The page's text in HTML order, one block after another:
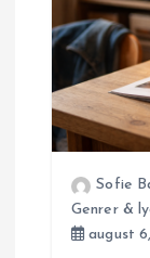
g
a
Sofie
Genrer &
august